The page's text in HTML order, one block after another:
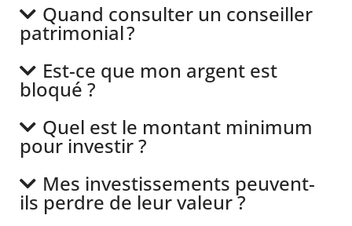
Quand consulter un conseiller
patrimonial ?
Est-ce que mon argent est
bloqué ?
Quel est le montant minimum
pour investir ?
Mes investissements peuvent-
ils perdre de leur valeur ?